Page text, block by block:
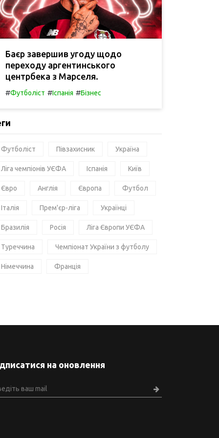
Баєр завершив угоду щодо
переходу аргентинського
центрбека з Марселя.
#Футболіст #Іспанія #Бізнес
Футболіст Півзахисник Україна
Ліга чемпіонів УЄФА Іспанія Київ
Євро Англія Європа Футбол
Італія Прем'єр-ліга Українці
Бразилія Росія Ліга Європи УЄФА
Туреччина Чемпіонат України з футболу
Німеччина Франція
на оновлення